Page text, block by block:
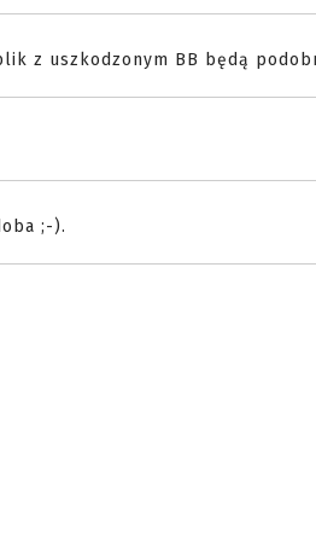
z uszkodzonym BB będą
;-).